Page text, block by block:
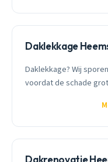
Daklekkage
Daklekkage? Wij
voordat de schade
Dakrenovatie